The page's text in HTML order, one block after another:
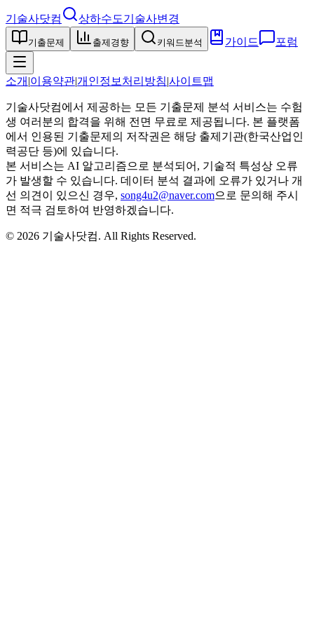
기술사닷컴 상하수도기술사변경
기출문제 출제경향 키워드분석 가이드 포럼
소개 |이용약관|개인정보처리방침|사이트맵
기술사닷컴에서 제공하는 모든 기출문제 분석 서비스는 수험
생 여러분의 합격을 위해 전면 무료로 제공됩니다. 본 플랫폼
에서 인용된 기출문제의 저작권은 해당 출제기관(한국산업인
력공단 등)에 있습니다.
본 서비스는 AI 알고리즘으로 분석되어, 기술적 특성상 오류
가 발생할 수 있습니다. 데이터 분석 결과에 오류가 있거나 개
선 의견이 있으신 경우, song4u2@naver.com으로 문의해 주시
면 적극 검토하여 반영하겠습니다.
© 2026 기술사닷컴. All Rights Reserved.